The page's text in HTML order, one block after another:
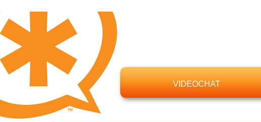
VIDEOCHAT